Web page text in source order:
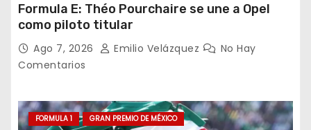
Formula E: Théo Pourchaire se une a Opel
como piloto titular
Ago 7, 2026 Emilio Velázquez
No Hay
Comentarios
FORMULA 1 GRAN PREMIO DE MÉXICO